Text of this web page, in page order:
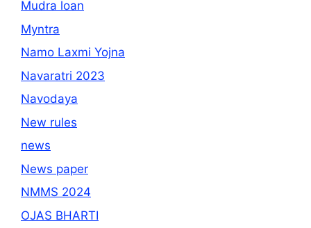
Mudra loan
Myntra
Namo Laxmi Yojna
Navaratri 2023
Navodaya
New rules
news
News paper
NMMS 2024
OJAS BHARTI